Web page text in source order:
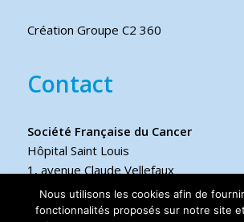
Création Groupe C2 360
Contact
Société Française du Cancer
Hôpital Saint Louis
1, avenue Claude Vellefaux
75475 Paris cedex 10 FRANCE
Nous utilisons les cookies afin de
fonctionnalités proposés sur notre site et